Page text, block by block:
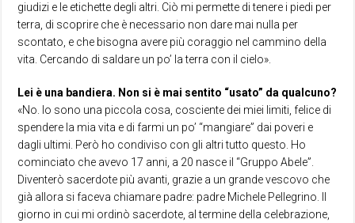
giudizi e le etichette degli altri. Ciò mi permette di tenere i piedi per
terra, di scoprire che è necessario non dare mai nulla per
scontato, e che bisogna avere più coraggio nel cammino della
vita. Cercando di saldare un po’ la terra con il cielo».
Lei è una bandiera. Non si è mai sentito “usato” da qualcuno?
«No. Io sono una piccola cosa, cosciente dei miei limiti, felice di
spendere la mia vita e di farmi un po’ “mangiare” dai poveri e
dagli ultimi. Però ho condiviso con gli altri tutto questo. Ho
cominciato che avevo 17 anni, a 20 nasce il “Gruppo Abele”.
Diventerò sacerdote più avanti, grazie a un grande vescovo che
già allora si faceva chiamare padre: padre Michele Pellegrino. Il
giorno in cui mi ordinò sacerdote, al termine della celebrazione,